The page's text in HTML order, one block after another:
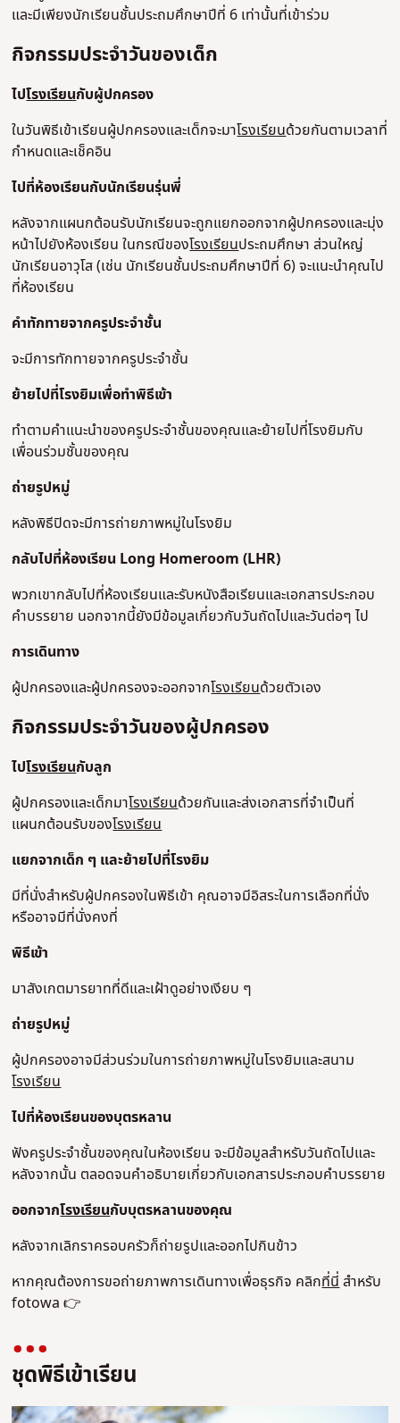
และมีเพียงนักเรียนชั้นประถมศึกษาปีที่ 6 เท่านั้นที่เข้าร่วม
กิจกรรมประจําวันของเด็ก
ไปโรงเรียนกับผู้ปกครอง
ในวันพิธีเข้าเรียนผู้ปกครองและเด็กจะมาโรงเรียนด้วยกันตามเวลาที่
กําหนดและเช็คอิน
ไปที่ห้องเรียนกับนักเรียนรุ่นพี่
หลังจากแผนกต้อนรับนักเรียนจะถูกแยกออกจากผู้ปกครองและมุ่ง
หน้าไปยังห้องเรียน ในกรณีของโรงเรียนประถมศึกษา ส่วนใหญ่
นักเรียนอาวุโส (เช่น นักเรียนชั้นประถมศึกษาปีที่ 6) จะแนะนําคุณไป
ที่ห้องเรียน
คําทักทายจากครูประจําชั้น
จะมีการทักทายจากครูประจําชั้น
ย้ายไปที่โรงยิมเพื่อทําพิธีเข้า
ทําตามคําแนะนําของครูประจําชั้นของคุณและย้ายไปที่โรงยิมกับ
เพื่อนร่วมชั้นของคุณ
ถ่ายรูปหมู่
หลังพิธีปิดจะมีการถ่ายภาพหมู่ในโรงยิม
กลับไปที่ห้องเรียน Long Homeroom (LHR)
พวกเขากลับไปที่ห้องเรียนและรับหนังสือเรียนและเอกสารประกอบ
คําบรรยาย นอกจากนี้ยังมีข้อมูลเกี่ยวกับวันถัดไปและวันต่อๆ ไป
การเดินทาง
ผู้ปกครองและผู้ปกครองจะออกจากโรงเรียนด้วยตัวเอง
กิจกรรมประจําวันของผู้ปกครอง
ไปโรงเรียนกับลูก
ผู้ปกครองและเด็กมาโรงเรียนด้วยกันและส่งเอกสารที่จําเป็นที่
แผนกต้อนรับของโรงเรียน
แยกจากเด็ก ๆ และย้ายไปที่โรงยิม
มีที่นั่งสําหรับผู้ปกครองในพิธีเข้า คุณอาจมีอิสระในการเลือกที่นั่ง
หรืออาจมีที่นั่งคงที่
พิธีเข้า
มาสังเกตมารยาทที่ดีและเฝ้าดูอย่างเงียบ ๆ
ถ่ายรูปหมู่
ผู้ปกครองอาจมีส่วนร่วมในการถ่ายภาพหมู่ในโรงยิมและสนาม
โรงเรียน
ไปที่ห้องเรียนของบุตรหลาน
ฟังครูประจําชั้นของคุณในห้องเรียน จะมีข้อมูลสําหรับวันถัดไปและ
หลังจากนั้น ตลอดจนคําอธิบายเกี่ยวกับเอกสารประกอบคําบรรยาย
ออกจากโรงเรียนกับบุตรหลานของคุณ
หลังจากเลิกราครอบครัวก็ถ่ายรูปและออกไปกินข้าว
หากคุณต้องการขอถ่ายภาพการเดินทางเพื่อธุรกิจ คลิกที่นี่สําหรับ
fotowa 👉
ชุดพิธีเข้าเรียน